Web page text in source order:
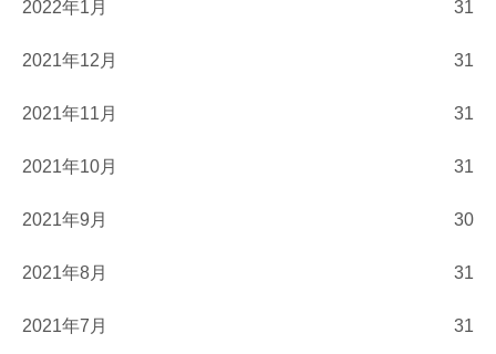
2022年1月 31
2021年12月 31
2021年11月 31
2021年10月 31
2021年9月 30
2021年8月 31
2021年7月 31